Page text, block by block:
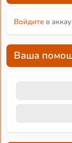
Войдите в
Ваша